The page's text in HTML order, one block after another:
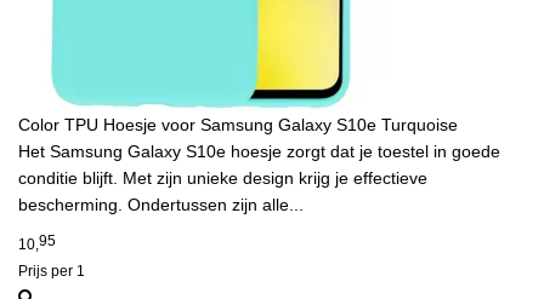
Color TPU Hoesje voor Samsung Galaxy S10e Turquoise
Het Samsung Galaxy S10e hoesje zorgt dat je toestel in goede
conditie blijft. Met zijn unieke design krijg je effectieve
bescherming. Ondertussen zijn alle...
10,95
Prijs per 1